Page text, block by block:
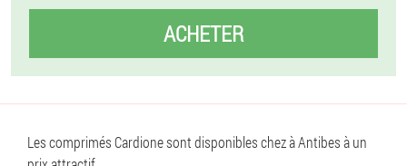
ACHETER
Les comprimés Cardione sont disponibles chez à Antibes à un